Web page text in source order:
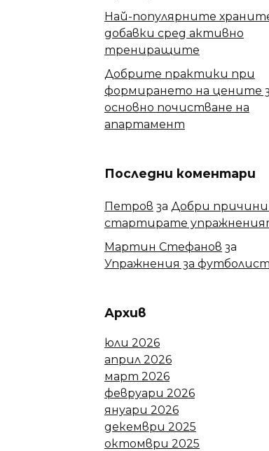
Най-популярните
добавки сред активно
трениращите
Добрите практики при
формирането на цените
основно почистване на
апартамент
Последни коментари
Петров за Добри причини
стартирате
Мартин Стефанов за
Упражнения за
Архив
юли 2026
април 2026
март 2026
февруари 2026
януари 2026
декември 2025
октомври 2025